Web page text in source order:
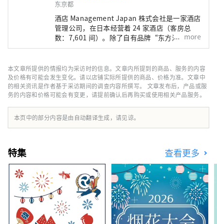
东京都
酒店 Management Japan 株式会社是一家酒店
管理公司，在日本经营着 24 家酒店（客房总
数：7,601 间）。除了自有品牌“东方酒店”和
“东方快车酒店”外，该公司还管理和经营各种
店”。
more
本文章所提供的情报均为采访时的信息。文章内所提到的商品、服务的内容
及价格有可能会发生变化。请以店铺实际所提供的商品、价格为准。文章中
的相关资讯是作者基于采访期间的调查内容所撰写。 文章发布后，产品或服
务的内容和价格可能会有变更，请提前确认后再购买或使用相关产品服务。
本页中的部分内容是由自动翻译生成，请见谅。
特集 查看更多